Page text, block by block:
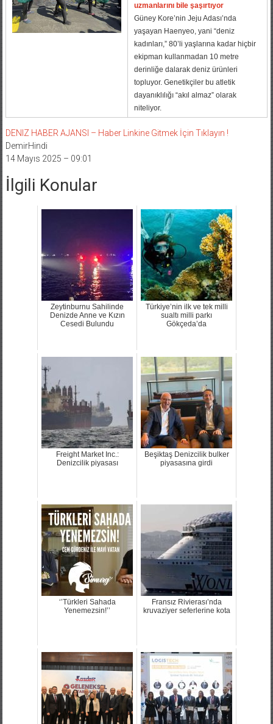
uzmanlarını bile şaşırtıyor
Güney Kore’nin Jeju Adası’nda
yaşayan Haenyeo, yani “deniz
kadınları,” 80’li yaşlarına kadar hiçbir
ekipman kullanmadan 10 metre
derinliğe dalarak deniz ürünleri
topluyor. Genetikçiler bu atletik
dayanıklılığı “akıl almaz” olarak
niteliyor.
DENIZ HABER AJANSI – Haber Linkine Gitmek İçin Tıklayın !
DemirHindi
14 Mayıs 2025 – 09:01
İlgili Konular
Zeytinburnu Sahilinde
Denizde Anne ve Kızın
Cesedi Bulundu
Türkiye’nin ilk ve tek milli
sualtı milli parkı
Gökçeda’da
Freight Market Inc.:
Denizcilik piyasası
Beşiktaş Denizcilik bulker
piyasasına girdi
‘’Türkleri Sahada
Yenemezsin!’’
Fransız Rivierası’nda
kruvaziyer seferlerine kota